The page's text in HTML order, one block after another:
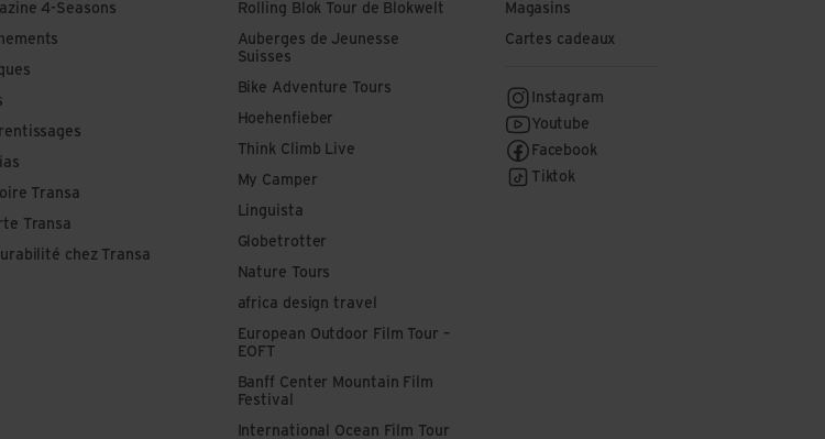
4-Seasons
Transa
Transa
chez Transa
Rolling Blok Tour de Blokwelt
Auberges de Jeunesse
Suisses
Bike Adventure Tours
Hoehenfieber
Think Climb Live
My Camper
Linguista
Globetrotter
Nature Tours
africa design travel
European Outdoor Film Tour –
EOFT
Banff Center Mountain Film
Festival
International Ocean Film Tour
Magasins
Cartes cadeaux
Instagram
Youtube
Facebook
Tiktok